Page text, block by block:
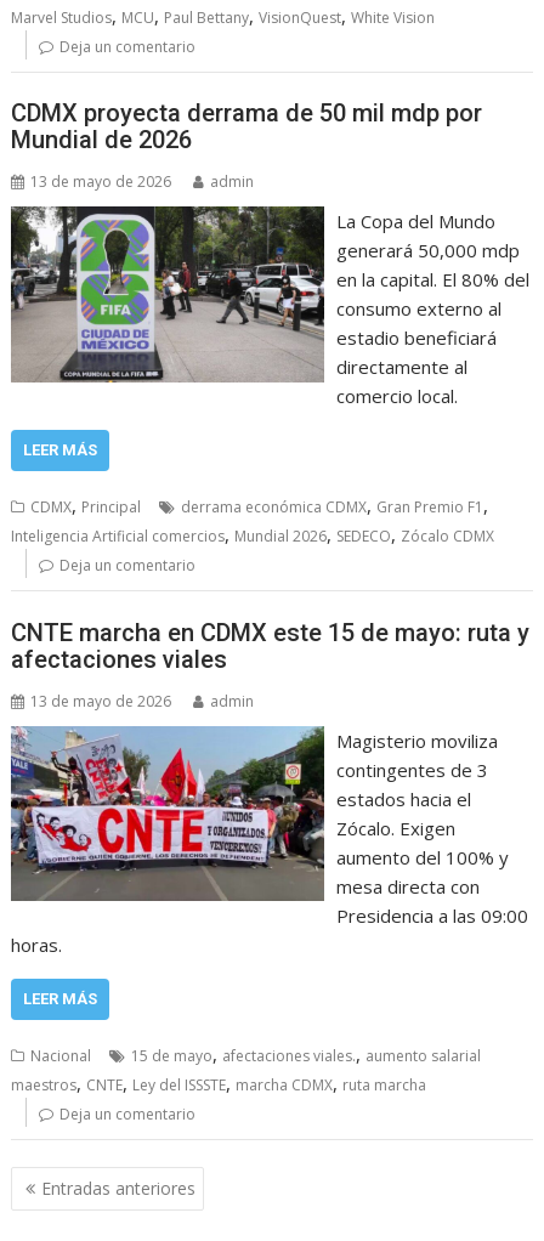
Marvel Studios, MCU, Paul Bettany,VisionQuest,White Vision
Deja un comentario
CDMX proyecta derrama de 50 mil mdp por
Mundial de 2026
13 de mayo de 2026 admin
La Copa del Mundo
generará 50,000 mdp
en la capital. El 80% del
consumo externo al
estadio beneficiará
directamente al
comercio local.
LEER MÁS
CDMX, Principal derrama económica CDMX, Gran Premio F1 ,
Inteligencia Artificial comercios, Mundial 2026, SEDECO, Zócalo CDMX
Deja un comentario
CNTE marcha en CDMX este 15 de mayo: ruta y
afectaciones viales
13 de mayo de 2026 admin
Magisterio moviliza
contingentes de 3
estados hacia el
Zócalo. Exigen
aumento del 100% y
mesa directa con
Presidencia a las 09:00
horas.
LEER MÁS
Nacional 15 de mayo, afectaciones viales., aumento salarial
maestros, CNTE, Ley del ISSSTE, marcha CDMX, ruta marcha
Deja un comentario
Navegación
de
Entradas anteriores